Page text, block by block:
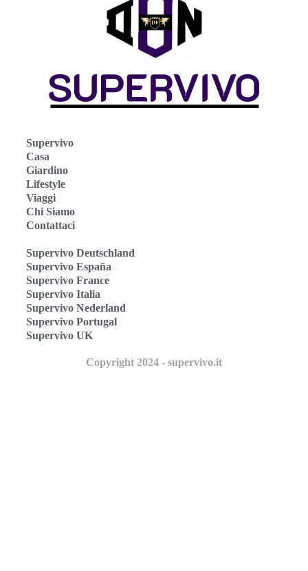
Supervivo
Casa
Giardino
Lifestyle
Viaggi
Chi Siamo
Contattaci
Supervivo Deutschland
Supervivo España
Supervivo France
Supervivo Italia
Supervivo Nederland
Supervivo Portugal
Supervivo UK
Copyright 2024 - supervivo.it